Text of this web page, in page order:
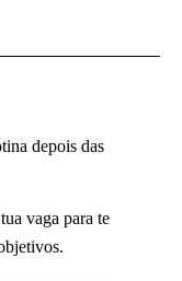
depois das
vaga para te